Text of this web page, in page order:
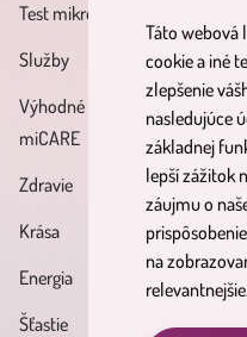
Táto webová
cookie a iné
zlepšenie
nasledujúce
základnej
lepší zážitok
záujmu o
na
relevantnejšie
Test mikrobiómu
Služby
Výhodné balíky
miCARE
Zdravie
Krása
Energia
Šťastie
Zásady
údajov
Poučenie
Formulár
zmluvy